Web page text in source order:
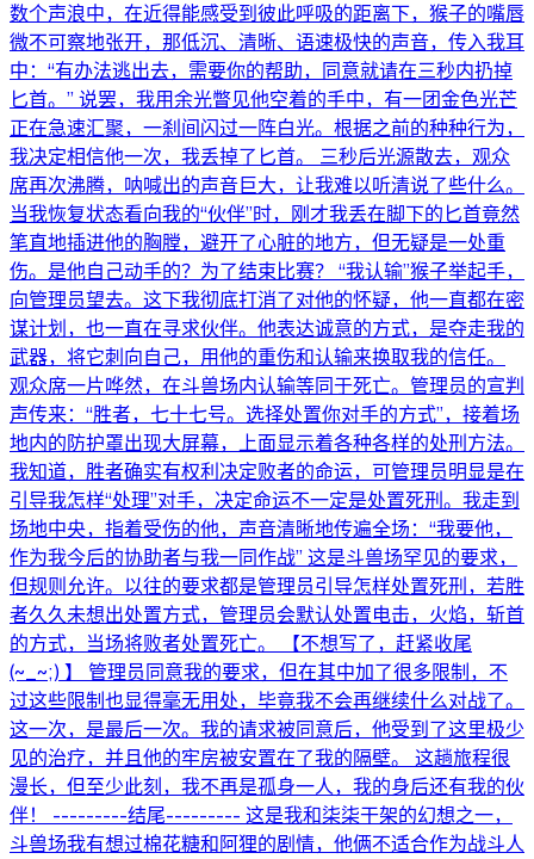
数个声浪中，在近得能感受到彼此呼吸的距离下，猴子的嘴唇
微不可察地张开，那低沉、清晰、语速极快的声音，传入我耳
中：“有办法逃出去，需要你的帮助，同意就请在三秒内扔掉
匕首。” 说罢，我用余光瞥见他空着的手中，有一团金色光芒
正在急速汇聚，一刹间闪过一阵白光。根据之前的种种行为，
我决定相信他一次，我丢掉了匕首。 三秒后光源散去，观众
席再次沸腾，呐喊出的声音巨大，让我难以听清说了些什么。
当我恢复状态看向我的“伙伴”时，刚才我丢在脚下的匕首竟然
笔直地插进他的胸膛，避开了心脏的地方，但无疑是一处重
伤。是他自己动手的？为了结束比赛？ “我认输”猴子举起手，
向管理员望去。这下我彻底打消了对他的怀疑，他一直都在密
谋计划，也一直在寻求伙伴。他表达诚意的方式，是夺走我的
武器，将它刺向自己，用他的重伤和认输来换取我的信任。
观众席一片哗然，在斗兽场内认输等同于死亡。管理员的宣判
声传来：“胜者，七十七号。选择处置你对手的方式”，接着场
地内的防护罩出现大屏幕，上面显示着各种各样的处刑方法。
我知道，胜者确实有权利决定败者的命运，可管理员明显是在
引导我怎样“处理”对手，决定命运不一定是处置死刑。我走到
场地中央，指着受伤的他，声音清晰地传遍全场：“我要他，
作为我今后的协助者与我一同作战” 这是斗兽场罕见的要求，
但规则允许。以往的要求都是管理员引导怎样处置死刑，若胜
者久久未想出处置方式，管理员会默认处置电击，火焰，斩首
的方式，当场将败者处置死亡。 【不想写了，赶紧收尾
(~_~;) 】 管理员同意我的要求，但在其中加了很多限制，不
过这些限制也显得毫无用处，毕竟我不会再继续什么对战了。
这一次，是最后一次。我的请求被同意后，他受到了这里极少
见的治疗，并且他的牢房被安置在了我的隔壁。 这趟旅程很
漫长，但至少此刻，我不再是孤身一人，我的身后还有我的伙
伴！ ---------结尾--------- 这是我和柒柒干架的幻想之一，
斗兽场我有想过棉花糖和阿狸的剧情，他俩不适合作为战斗人